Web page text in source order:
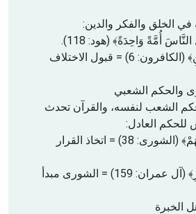
في الخلق والفكر والدين:
أُمَّةً وَاحِدَةً﴾ (هود: 118).
﴿لَكُمْ دِينُكُمْ وَلِيَ دِينِ﴾ (الكافرون: 6) = قبول الاختلاف
والحكم الشعبي
الشعب لنفسه، والقرآن تحدث
العادل:
﴿وَأَمْرُهُمْ شُورَىٰ بَيْنَهُمْ﴾ (الشورى: 38) = اتخاذ القرار
﴿وَشَاوِرْهُمْ فِي الْأَمْرِ﴾ (آل عمران: 159) = الشورى مبدأ
الخبرة